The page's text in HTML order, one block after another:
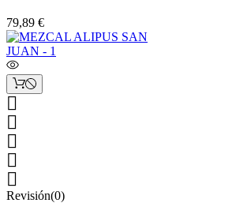
79,89 €





Revisión(0)